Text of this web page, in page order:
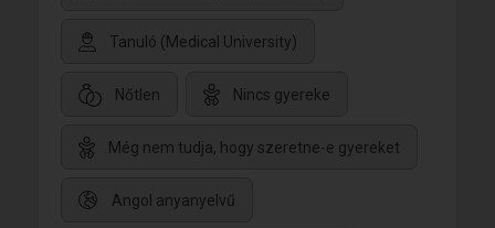
Tanuló (Medical University)
Nőtlen Nincs gyereke
Még nem tudja, hogy szeretne-e gyereket
Angol anyanyelvű